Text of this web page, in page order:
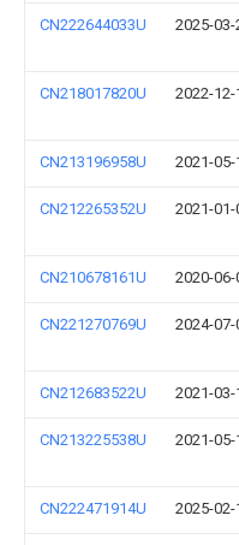
CN222644033U 2025-03-
CN218017820U 2022-12-
CN213196958U 2021-05-
CN212265352U 2021-01-
CN210678161U 2020-06-
CN221270769U 2024-07-
CN212683522U 2021-03-
CN213225538U 2021-05-
CN222471914U 2025-02-